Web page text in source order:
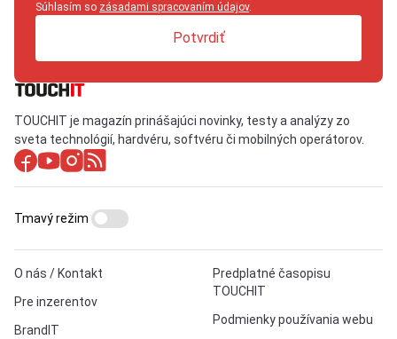
Súhlasím so zásadami spracovaním údajov.
Potvrdiť
TOUCHIT je magazín prinášajúci novinky, testy a analýzy zo
sveta technológií, hardvéru, softvéru či mobilných operátorov.
O nás / Kontakt
Pre inzerentov
BrandIT
Predplatné časopisu
TOUCHIT
Podmienky používania webu
Tmavý režim